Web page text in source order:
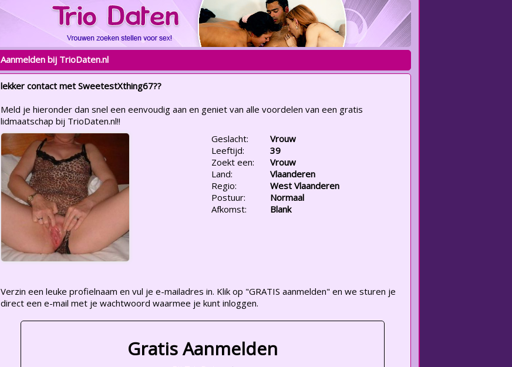
Aanmelden bij TrioDaten.nl
lekker contact met SweetestXthing67??
Meld je hieronder dan snel een eenvoudig aan en geniet van alle voordelen van een gratis
lidmaatschap bij TrioDaten.nl!!
Geslacht:
Vrouw
Leeftijd:
39
Zoekt een:
Vrouw
Land:
Vlaanderen
Regio:
West Vlaanderen
Postuur:
Normaal
Afkomst:
Blank
Verzin een leuke profielnaam en vul je e-mailadres in. Klik op "GRATIS aanmelden" en we sturen je
direct een e-mail met je wachtwoord waarmee je kunt inloggen.
Gratis Aanmelden